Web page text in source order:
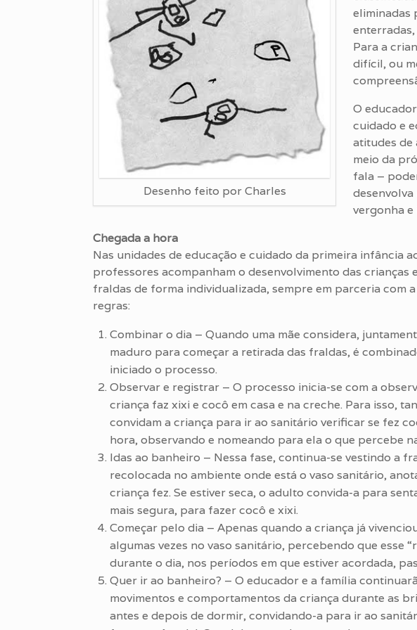
Desenho feito por Charles
eliminadas
Para a
difícil, ou
O
cuidado e
atitudes de
meio da
fala –
vergonha e
Chegada a hora
Nas unidades de educação e cuidado da primeira infância
professores acompanham o desenvolvimento das crianças
fraldas de forma individualizada, sempre em parceria com
regras:
Combinar o dia – Quando uma mãe considera,
maduro para começar a retirada das fraldas, é
iniciado o processo.
Observar e registrar – O processo inicia-se com a
criança faz xixi e cocô em casa e na creche. Para isso,
convidam a criança para ir ao sanitário verificar se fez
hora, observando e nomeando para ela o que percebe
Idas ao banheiro – Nessa fase, continua-se vestindo a
recolocada no ambiente onde está o vaso sanitário,
criança fez. Se estiver seca, o adulto convida-a para
mais segura, para fazer cocô e xixi.
Começar pelo dia – Apenas quando a criança já
algumas vezes no vaso sanitário, percebendo que esse
durante o dia, nos períodos em que estiver acordada,
Quer ir ao banheiro? – O educador e a família
movimentos e comportamentos da criança durante as
antes e depois de dormir, convidando-a para ir ao